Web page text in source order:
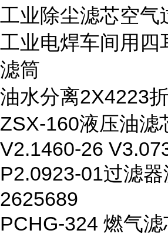
工业除尘滤芯空气
工业电焊车间用四
滤筒
油水分离2X4223
ZSX-160液压油滤
V2.1460-26
P2.0923-01过滤器
2625689
PCHG-324 燃气滤